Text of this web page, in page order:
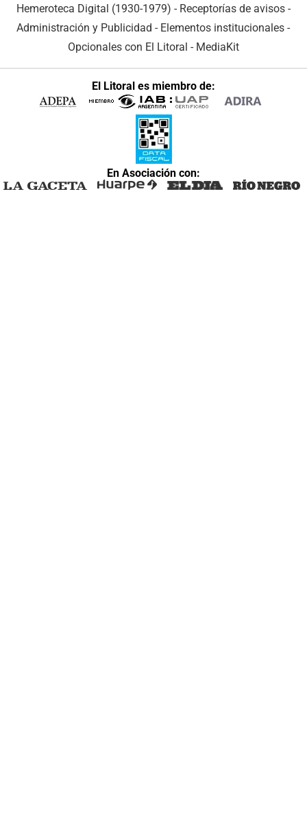
Hemeroteca Digital (1930-1979) - Receptorías de avisos -
Administración y Publicidad - Elementos institucionales -
Opcionales con El Litoral - MediaKit
El Litoral es miembro de:
En Asociación con: